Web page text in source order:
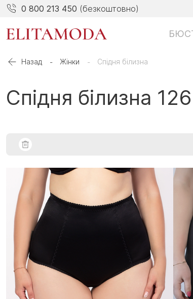
0 800 213 450 (безкоштовно)
Назад Жінки Спідня білизна
Спідня білизна 126